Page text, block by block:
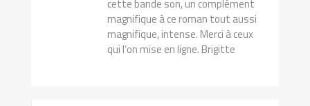
cette bande son, un complément
magnifique à ce roman tout aussi
magnifique, intense. Merci à ceux
qui l’on mise en ligne. Brigitte